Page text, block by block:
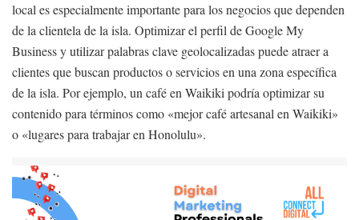
local es especialmente importante para los negocios que dependen
de la clientela de la isla. Optimizar el perfil de Google My
Business y utilizar palabras clave geolocalizadas puede atraer a
clientes que buscan productos o servicios en una zona específica
de la isla. Por ejemplo, un café en Waikiki podría optimizar su
contenido para términos como «mejor café artesanal en Waikiki»
o «lugares para trabajar en Honolulu».